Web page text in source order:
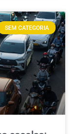
SEM CATEGORIA